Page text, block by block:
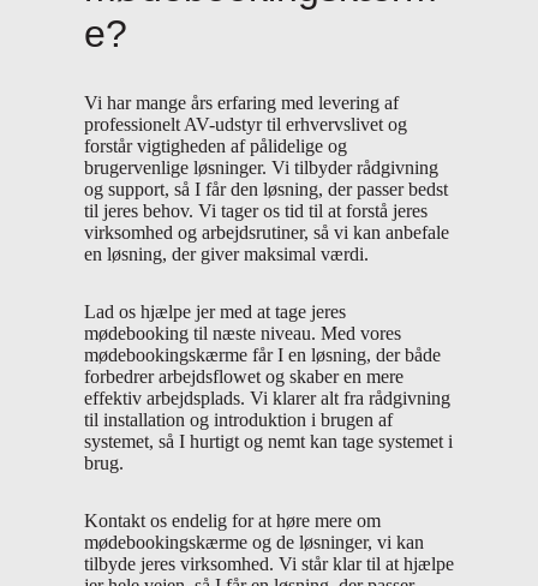
e?
Vi har mange års erfaring med levering af
professionelt AV-udstyr til erhvervslivet og
forstår vigtigheden af pålidelige og
brugervenlige løsninger. Vi tilbyder rådgivning
og support, så I får den løsning, der passer bedst
til jeres behov. Vi tager os tid til at forstå jeres
virksomhed og arbejdsrutiner, så vi kan anbefale
en løsning, der giver maksimal værdi.
Lad os hjælpe jer med at tage jeres
mødebooking til næste niveau. Med vores
mødebookingskærme får I en løsning, der både
forbedrer arbejdsflowet og skaber en mere
effektiv arbejdsplads. Vi klarer alt fra rådgivning
til installation og introduktion i brugen af
systemet, så I hurtigt og nemt kan tage systemet i
brug.
Kontakt os endelig for at høre mere om
mødebookingskærme og de løsninger, vi kan
tilbyde jeres virksomhed. Vi står klar til at hjælpe